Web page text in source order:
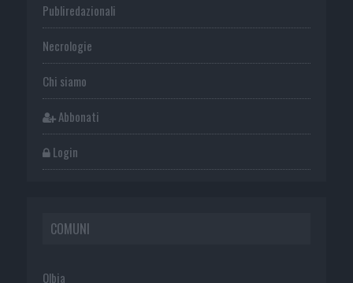
Publiredazionali
Necrologie
Chi siamo
Abbonati
Login
COMUNI
Olbia